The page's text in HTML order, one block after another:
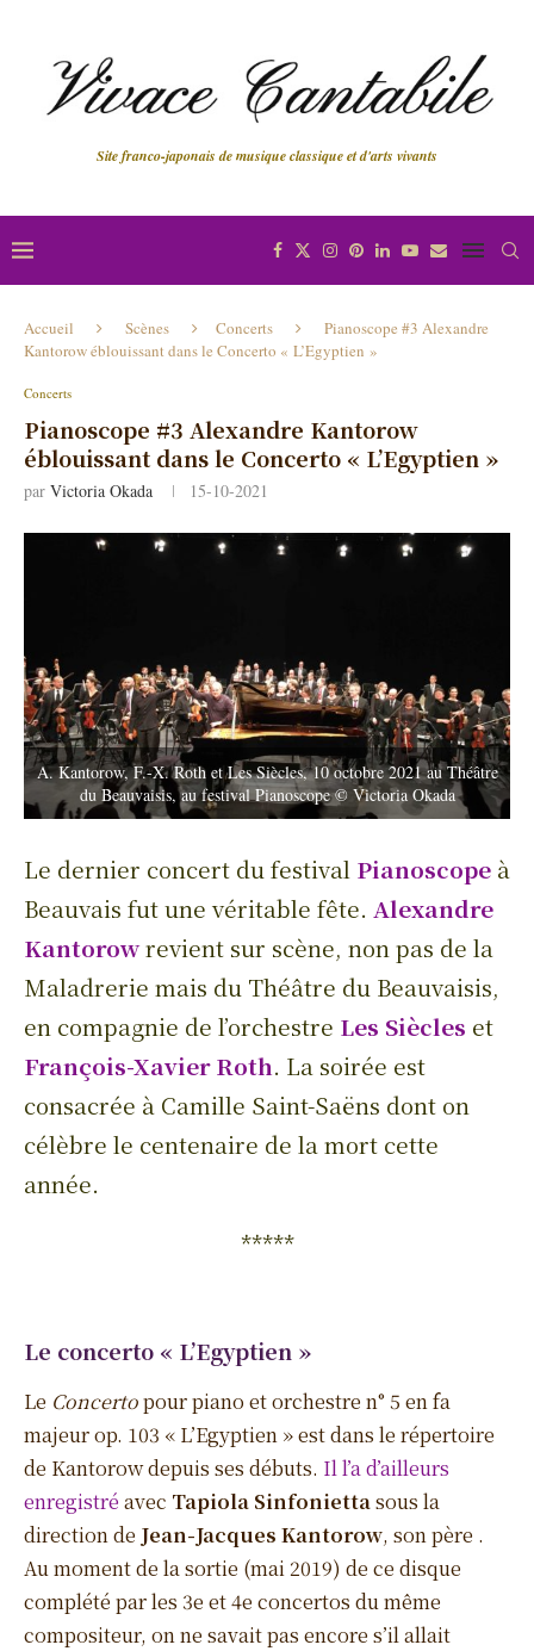
Site franco-japonais de musique classique et d'arts vivants
Accueil Scènes Concerts
Pianoscope #3 Alexandre
Kantorow éblouissant dans le Concerto « L’Egyptien »
Concerts
Pianoscope #3 Alexandre Kantorow
éblouissant dans le Concerto « L’Egyptien »
par Victoria Okada 15-10-2021
A. Kantorow, F.-X. Roth et Les Siècles, 10 octobre 2021 au Théâtre
du Beauvaisis, au festival Pianoscope © Victoria Okada
Le dernier concert du festival Pianoscope à
Beauvais fut une véritable fête. Alexandre
Kantorowrevient sur scène, non pas de la
Maladrerie mais du Théâtre du Beauvaisis,
en compagnie de l’orchestre Les Siècles et
François-Xavier Roth. La soirée est
consacrée à Camille Saint-Saëns dont on
célèbre le centenaire de la mort cette
année.
*****
Le concerto « L’Egyptien »
Le Concertopour piano et orchestre n° 5 en fa
majeur op. 103 « L’Egyptien » est dans le répertoire
de Kantorow depuis ses débuts. Il l’a d’ailleurs
enregistré avec Tapiola Sinfoniettasous la
direction de Jean-Jacques Kantorow, son père .
Au moment de la sortie (mai 2019) de ce disque
complété par les 3e et 4e concertos du même
compositeur, on ne savait pas encore s’il allait